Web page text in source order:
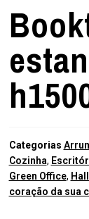
Categorias
Cozinha,
Green Office,
coração da sua